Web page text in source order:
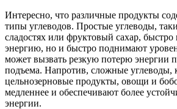
Интересно, что различные продукты
типы углеводов. Простые углеводы,
сладостях или фруктовый сахар,
энергию, но и быстро поднимают
может вызвать резкую потерю энергии
подъема. Напротив, сложные углеводы,
цельнозерновые продукты, овощи и
медленнее и обеспечивают более
энергии.